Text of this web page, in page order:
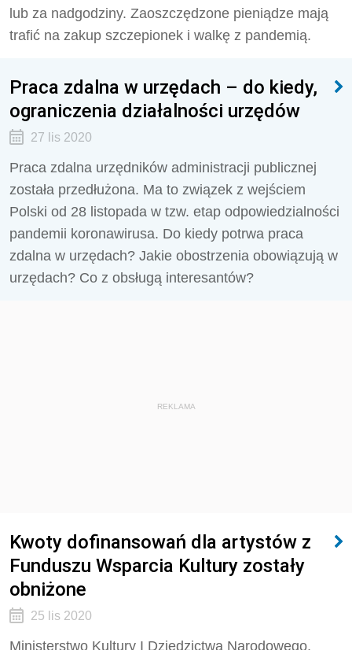
lub za nadgodziny. Zaoszczędzone pieniądze mają
trafić na zakup szczepionek i walkę z pandemią.
Praca zdalna w urzędach – do kiedy,
ograniczenia działalności urzędów
27 lis 2020
Praca zdalna urzędników administracji publicznej
została przedłużona. Ma to związek z wejściem
Polski od 28 listopada w tzw. etap odpowiedzialności
pandemii koronawirusa. Do kiedy potrwa praca
zdalna w urzędach? Jakie obostrzenia obowiązują w
urzędach? Co z obsługą interesantów?
REKLAMA
Kwoty dofinansowań dla artystów z
Funduszu Wsparcia Kultury zostały
obniżone
25 lis 2020
Ministerstwo Kultury I Dziedzictwa Narodowego,